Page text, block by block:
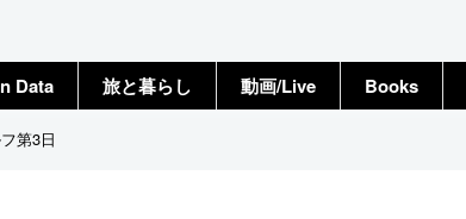
Data 旅と暮らし 動画/Live Books
第3日